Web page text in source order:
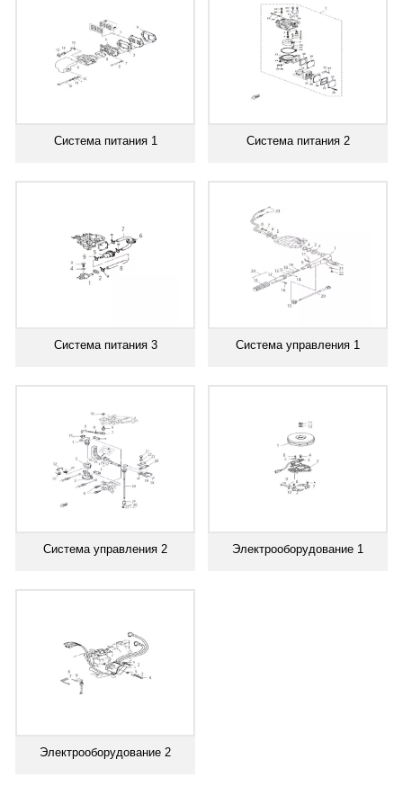
Система питания 1 Система питания 2
Система питания 3 Система управления 1
Система управления 2 Электрооборудование 1
Электрооборудование 2